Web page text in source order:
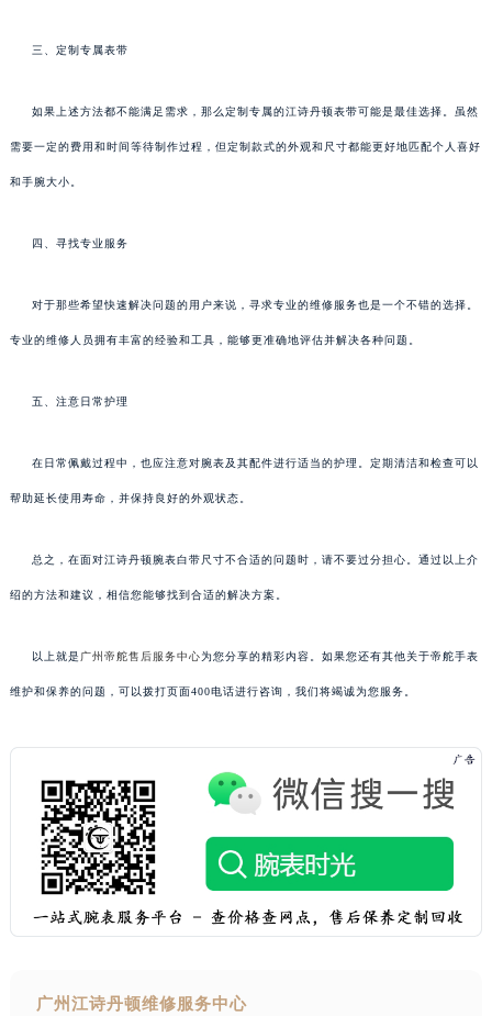
三、定制专属表带
如果上述方法都不能满足需求，那么定制专属的江诗丹顿表带可能是最佳选择。虽然
需要一定的费用和时间等待制作过程，但定制款式的外观和尺寸都能更好地匹配个人喜好
和手腕大小。
四、寻找专业服务
对于那些希望快速解决问题的用户来说，寻求专业的维修服务也是一个不错的选择。
专业的维修人员拥有丰富的经验和工具，能够更准确地评估并解决各种问题。
五、注意日常护理
在日常佩戴过程中，也应注意对腕表及其配件进行适当的护理。定期清洁和检查可以
帮助延长使用寿命，并保持良好的外观状态。
总之，在面对江诗丹顿腕表白带尺寸不合适的问题时，请不要过分担心。通过以上介
绍的方法和建议，相信您能够找到合适的解决方案。
以上就是 广州帝舵售后服务中心为您分享的精彩内容。如果您还有其他关于帝舵手表
维护和保养的问题，可以拨打页面400电话进行咨询，我们将竭诚为您服务。
广州江诗丹顿维修服务中心